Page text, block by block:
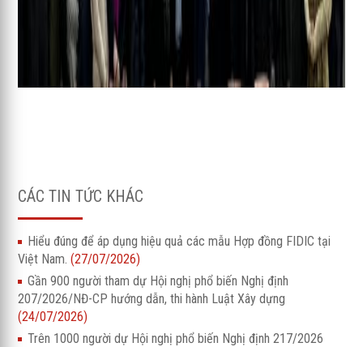
CÁC TIN TỨC KHÁC
Hiểu đúng để áp dụng hiệu quả các mẫu Hợp đồng FIDIC tại
Việt Nam.(27/07/2026)
Gần 900 người tham dự Hội nghị phổ biến Nghị định
207/2026/NĐ-CP hướng dẫn, thi hành Luật Xây dựng
(24/07/2026)
Trên 1000 người dự Hội nghị phổ biến Nghị định 217/2026